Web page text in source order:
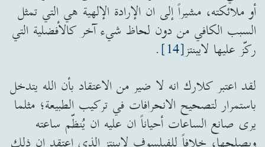
أو ملائكته، مشيراً إلى ان الإرادة الإلهية هي التي تمثل
السبب الكافي من دون لحاظ شيء آخر كالأفضلية التي
ركّز عليها لايبنتز[14]
.
لقد اعتبر كلارك انه لا ضير من الاعتقاد بأن الله يتدخل
باستمرار لتصحيح الانحرافات في تركيب الطبيعة؛ مثلما
يرى صانع الساعات أحياناً ان عليه ان يُنظّم ساعته